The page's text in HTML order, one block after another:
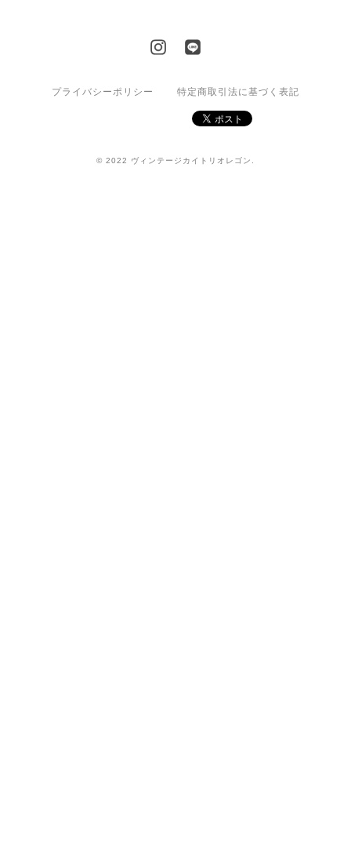
プライバシーポリシー 特定商取引法に基づく表記
© 2022 ヴィンテージカイトリオレゴン.